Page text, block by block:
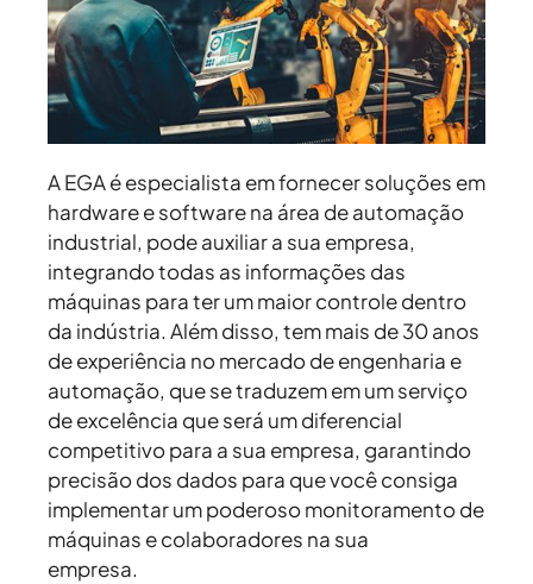
A EGA é especialista em fornecer soluções em
hardware e software na área de automação
industrial, pode auxiliar a sua empresa,
integrando todas as informações das
máquinas para ter um maior controle dentro
da indústria. Além disso, tem mais de 30 anos
de experiência no mercado de engenharia e
automação, que se traduzem em um serviço
de excelência que será um diferencial
competitivo para a sua empresa, garantindo
precisão dos dados para que você consiga
implementar um poderoso monitoramento de
máquinas e colaboradores na sua
empresa.